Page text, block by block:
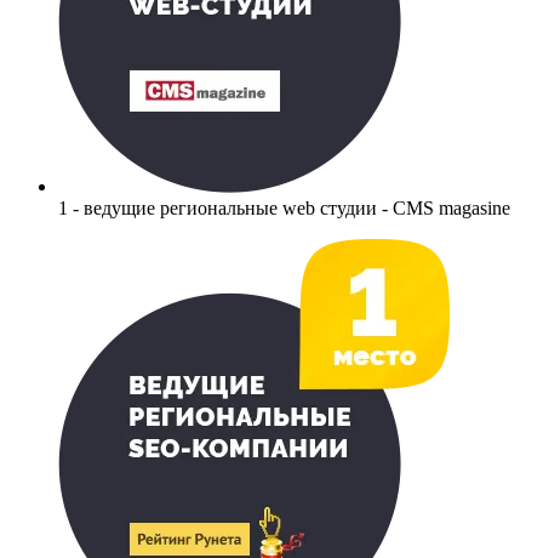
1 - ведущие региональные web студии - CMS magasine